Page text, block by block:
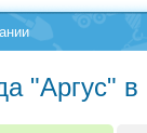
"Аргус" в